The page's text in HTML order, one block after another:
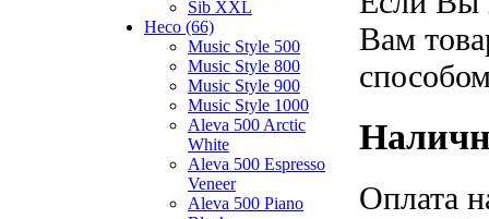
Sib XXL
Heco (66)
Music Style 500
Music Style 800
Music Style 900
Music Style 1000
Aleva 500 Arctic
White
Aleva 500 Espresso
Veneer
Aleva 500 Piano
Вам
Оплата